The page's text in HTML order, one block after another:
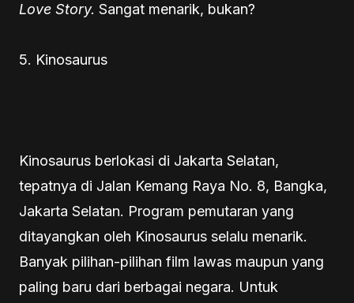
Love Story. Sangat menarik, bukan?
5. Kinosaurus
Kinosaurus berlokasi di Jakarta Selatan,
tepatnya di Jalan Kemang Raya No. 8, Bangka,
Jakarta Selatan. Program pemutaran yang
ditayangkan oleh Kinosaurus selalu menarik.
Banyak pilihan-pilihan film lawas maupun yang
paling baru dari berbagai negara. Untuk